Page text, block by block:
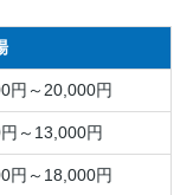
円～20,000円
～13,000円
円～18,000円